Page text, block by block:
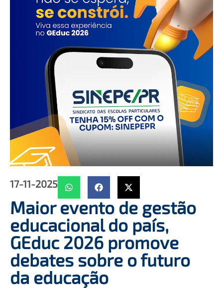
17-11-2025
Maior evento de gestão
educacional do país,
GEduc 2026 promove
debates sobre o futuro
da educação